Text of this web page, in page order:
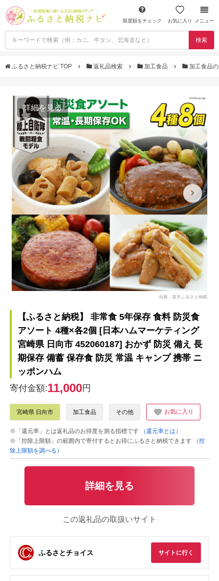
限度額をチェック お気に入り メニュー
検索
ふるさと納税ナビ TOP 返礼品検索 加工食品 加工食品
詳細を見る
出典：楽天ふるさと納税
【ふるさと納税】 非常食 5年保存 食料 防災食
アソート 4種×各2個 [日本ハムマーケティング
宮崎県 日向市 452060187] おかず 防災 備え 長
期保存 備蓄 保存食 防災 常温 キャンプ 携帯 ニ
ッポンハム
寄付金額:11,000円
宮崎県 日向市 加工食品 その他 お気に入り
※「還元率」とは返礼品のお得度を測る指標です
（還元率とは）
※「控除上限額」の範囲内で寄付するとお得にふるさと納税できます
（控
除上限額を調べる）
詳細を見る
この返礼品の取扱いサイト
ふるさとチョイス サイトに行く